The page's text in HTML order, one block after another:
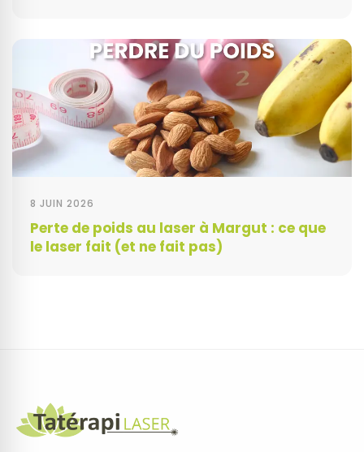
8 JUIN 2026
Perte de poids au laser à Margut : ce que
le laser fait (et ne fait pas)